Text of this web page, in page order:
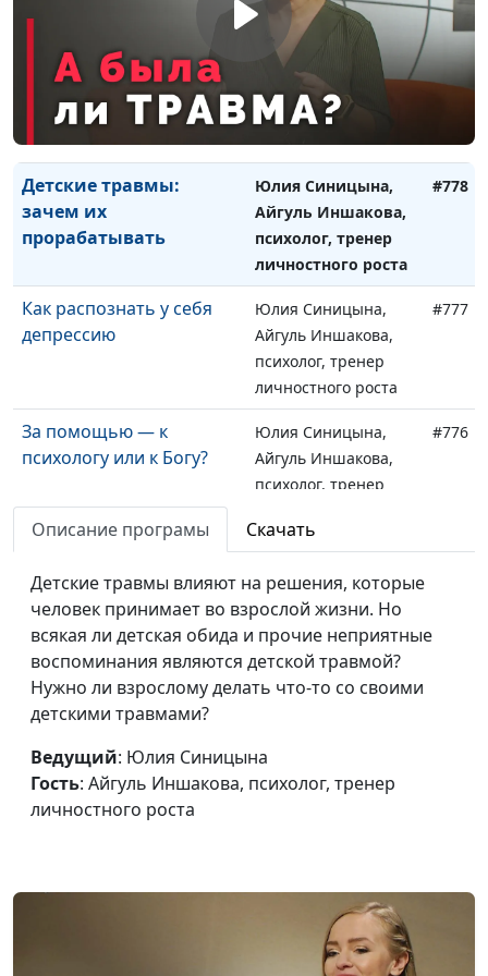
личностного роста
Амбициозность и
христианство
совместимы?
Юлия Синицына,
Айгуль Иншакова,
психолог, тренер
личностного роста
#779
Детские травмы:
зачем их
прорабатывать
Юлия Синицына,
Айгуль Иншакова,
психолог, тренер
личностного роста
#778
Как распознать у себя
депрессию
Юлия Синицына,
Айгуль Иншакова,
психолог, тренер
личностного роста
#777
За помощью — к
психологу или к Богу?
Юлия Синицына,
Айгуль Иншакова,
психолог, тренер
#776
быть успешным?
Юлия Синицына,
Айгуль Иншакова,
психолог, тренер
личностного роста
#775
Верующий человек не
испытывает стресс? Так
ли это?
Юлия Синицына,
личностного роста
Здоровый образ жизни и
личность. Какая между
Юлия Синицына,
Юлия Синицына,
Айгуль Иншакова,
Описание програмы Скачать
Детские травмы влияют на решения, которые
человек принимает во взрослой жизни. Но
всякая ли детская обида и прочие неприятные
воспоминания являются детской травмой?
Нужно ли взрослому делать что-то со своими
детскими травмами?
Ведущий: Юлия Синицына
Гость: Айгуль Иншакова, психолог, тренер
личностного роста